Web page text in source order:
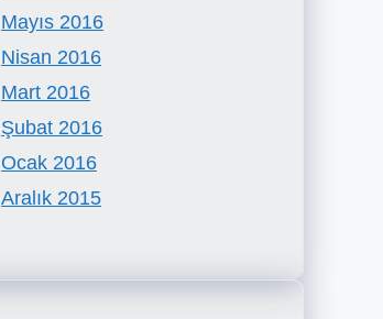
Mayıs 2016
Nisan 2016
Mart 2016
Şubat 2016
Ocak 2016
Aralık 2015